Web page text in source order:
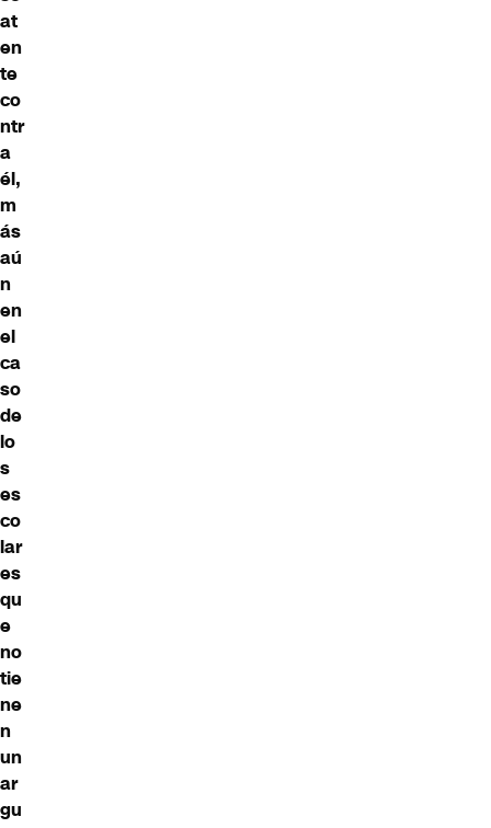
at
en
te
co
ntr
a
él,
m
ás
aú
n
en
el
ca
so
de
lo
s
es
co
lar
es
qu
e
no
tie
ne
n
un
ar
gu